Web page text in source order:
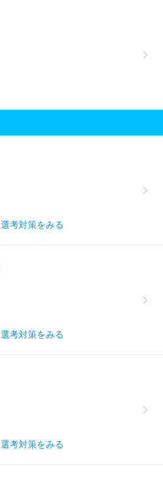
選考対策をみる
選考対策をみる
選考対策をみる